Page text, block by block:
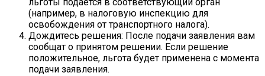
(например, в налоговую инспекцию для
освобождения от транспортного налога).
Дождитесь решения: После подачи заявления вам
сообщат о принятом решении. Если решение
положительное, льгота будет применена с момента
подачи заявления.